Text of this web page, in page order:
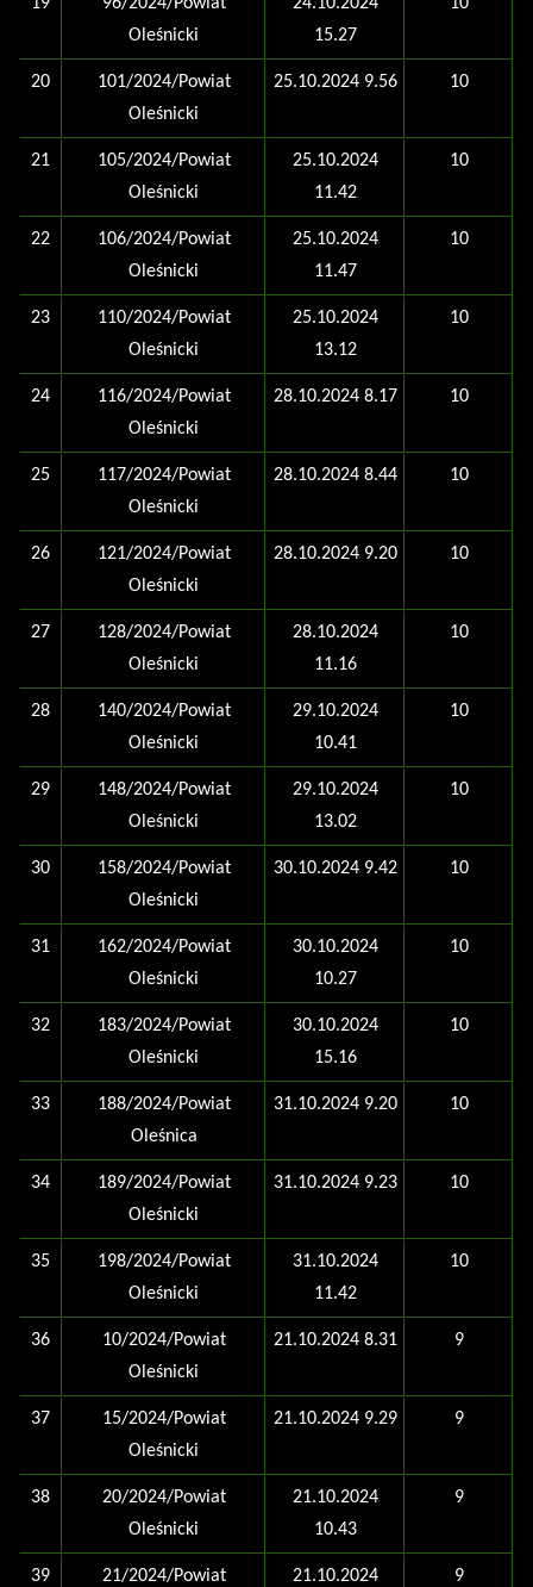
Oleśnicki
15.27
20
101/2024/Powiat
Oleśnicki
25.10.2024 9.56 10
21
105/2024/Powiat
Oleśnicki
25.10.2024
11.42
10
22
106/2024/Powiat
Oleśnicki
25.10.2024
11.47
10
23
110/2024/Powiat
Oleśnicki
25.10.2024
13.12
10
24
116/2024/Powiat
Oleśnicki
28.10.2024 8.17 10
25
117/2024/Powiat
Oleśnicki
28.10.2024 8.44 10
26
121/2024/Powiat
Oleśnicki
28.10.2024 9.20 10
27
128/2024/Powiat
Oleśnicki
28.10.2024
11.16
10
28
140/2024/Powiat
Oleśnicki
29.10.2024
10.41
10
29
148/2024/Powiat
Oleśnicki
29.10.2024
13.02
10
30
158/2024/Powiat
Oleśnicki
30.10.2024 9.42 10
31
162/2024/Powiat
Oleśnicki
30.10.2024
10.27
10
32
183/2024/Powiat
Oleśnicki
30.10.2024
15.16
10
33
188/2024/Powiat
Oleśnica
31.10.2024 9.20 10
34
189/2024/Powiat
Oleśnicki
31.10.2024 9.23 10
35
198/2024/Powiat
Oleśnicki
31.10.2024
11.42
10
36
10/2024/Powiat
Oleśnicki
21.10.2024 8.31 9
37
15/2024/Powiat
Oleśnicki
21.10.2024 9.29 9
38
20/2024/Powiat
Oleśnicki
21.10.2024
10.43
9
39
21/2024/Powiat
21.10.2024
9